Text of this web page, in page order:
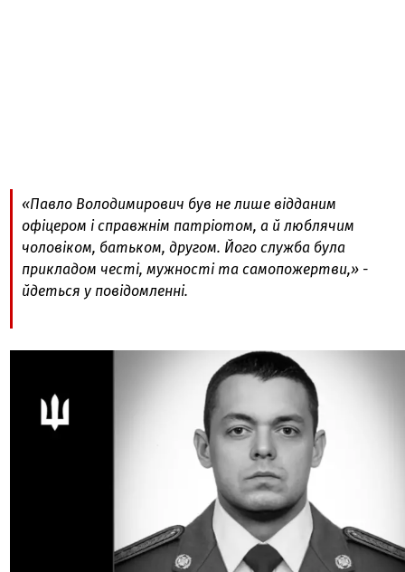
«Павло Володимирович був не лише відданим
офіцером і справжнім патріотом, а й люблячим
чоловіком, батьком, другом. Його служба була
прикладом честі, мужності та самопожертви,» -
йдеться у повідомленні.